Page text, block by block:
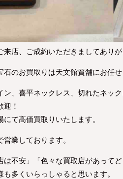
来店、ご成約いただきましてありが
石のお買取りは天文館質舗にお任せ
ン、喜平ネックレス、切れたネッ
迎！
にて高価買取りいたします。
業しております。
は不安」「色々な買取店があって
も多くいらっしゃると思います。